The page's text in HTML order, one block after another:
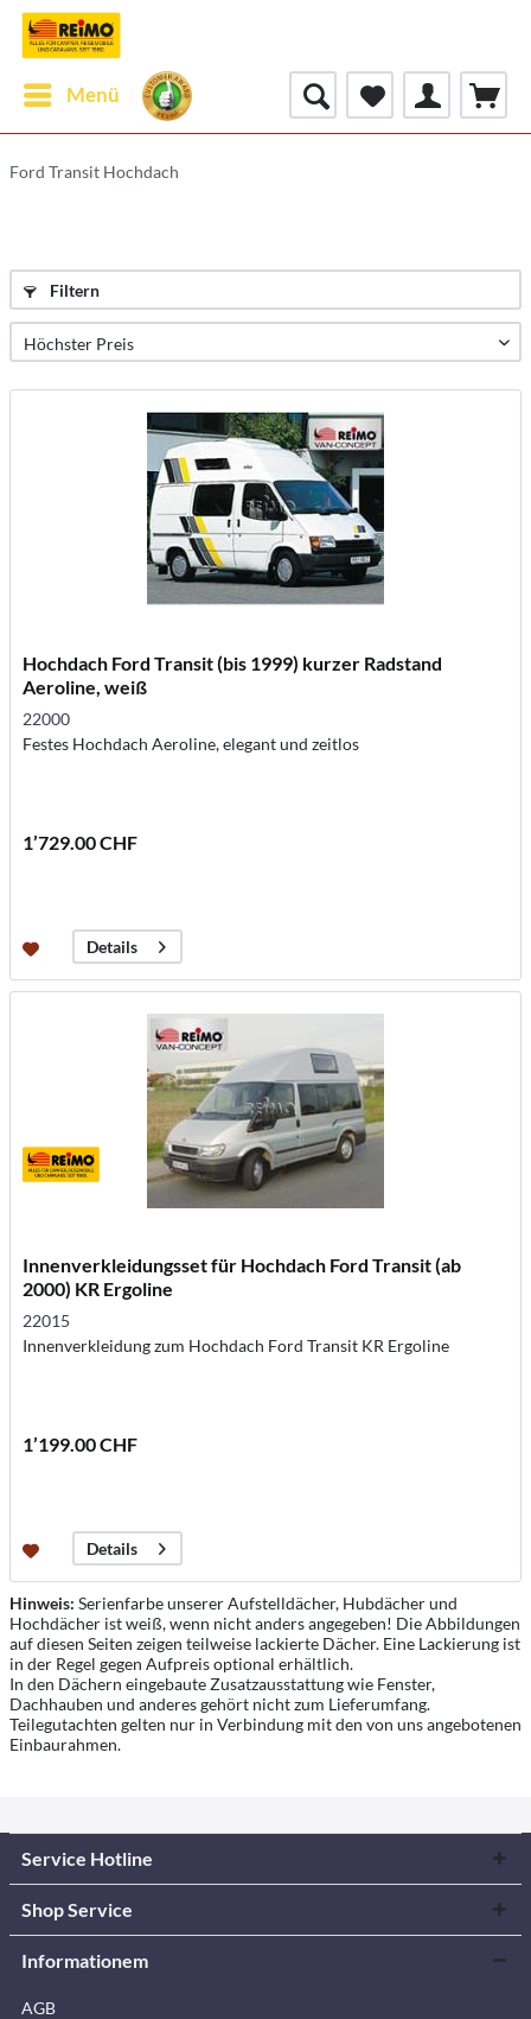
Menü
Ford Transit Hochdach
Filtern
Hochdach Ford Transit (bis 1999) kurzer Radstand
Aeroline, weiß
22000
Festes Hochdach Aeroline, elegant und zeitlos
1’729.00 CHF
Details
Innenverkleidungsset für Hochdach Ford Transit (ab
2000) KR Ergoline
22015
Innenverkleidung zum Hochdach Ford Transit KR Ergoline
1’199.00 CHF
Details
Hinweis: Serienfarbe unserer Aufstelldächer, Hubdächer und
Hochdächer ist weiß, wenn nicht anders angegeben! Die Abbildungen
auf diesen Seiten zeigen teilweise lackierte Dächer. Eine Lackierung ist
in der Regel gegen Aufpreis optional erhältlich.
In den Dächern eingebaute Zusatzausstattung wie Fenster,
Dachhauben und anderes gehört nicht zum Lieferumfang.
Teilegutachten gelten nur in Verbindung mit den von uns angebotenen
Einbaurahmen.
Service Hotline
Shop Service
Informationem
AGB